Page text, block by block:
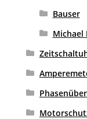
Bauser
Michael